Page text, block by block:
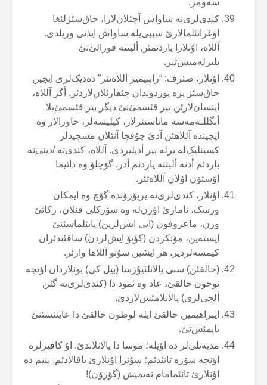
سەومز.
کندی‌لری‌نە ساواش آچئلان‌لارا، حاق‌سئزلئغا
اوغراتئلمالارئ سببی‌یلە ساواش ایذنی وریلدی.
آللاە، اۇنلارا یاردئمئن ألبتتە قورالئ‌نئ
بلیرلەمیش‌تیر.
اۇنلار، صئرف: “راببیمیز آللاەتئر” دەدیک‌لری ایچین
حاق‌سئز یرە یوردوندان چئقارئلان‌لاردئر. أگر آللاە،
اینسان‌لارئن بیر قئسمئ‌نئ دیگر بیر قئسمئ‌یلا
أنگللـەمەسە ماناستئرلار، کیلیسەلر، حاورالار وە
ایچیندە آللاهئن آدئ چۇقچا آنئلان مسجیدلر
کسینلیک‌لە یرلە بیر أدیلیردی. آللاە، کندی‌نە /دینی‌نە
یاردئم أدنە ألبتتە یاردئم أدر. گۆچلۆ وە دائیما
اۆستۆن اۇلان آللاەتئر.
اۇنلار، کندی‌لری‌نە یریۆزۆندە گۆچ وە ایمکان
ورسک، نامازئ اؤزن‌لە وە سۆرکلی قئلان، زکاتئ
ورن، ماعروفون (ایی ایش‌لرین) یاپئلماسئنئ
ایستەین، مۆنکردن (کؤتۆ ایش‌لردن) ساقئندئران
کیمسەلردیر. هر ایشین سۇنو آللاها وارئر.
(حالقئن) سنی یالانلئیۇرسا (بیل کی) بونلاردان اؤنجە
نوحون حالقئ، عاد وە ثمود دا (کندی‌لری‌نە گلن
ألچی‌لری) یالانلامئش‌لاردئ.
ایبراهیمین حالقئ ایلە لوطون حالقئ دا عاینئسئنئ
یاپمئش‌تئ.
مدیەنلی‌لر دە اؤیلە؛ موسا دا یالانلاندئ. اۇ کافیرلرە
اؤنجە سۆرە تانئدئم؛ سۇنرا اۇنلارئ یاقالادئم. بنیم دە
اۇنلارئ تانئمامام نەیمیش (گؤرۆن)!